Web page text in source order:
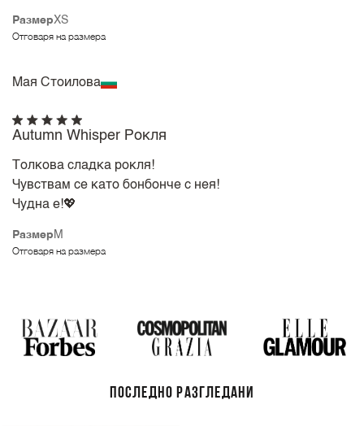
РазмерXS
Отговаря на размера
Мая Стоилова
Размер M
Отговаря на размера
Autumn Whisper Рокля
Толкова сладка рокля!
Чувствам се като бонбонче с нея!
Чудна е!💖
ПОСЛЕДНО РАЗГЛЕДАНИ